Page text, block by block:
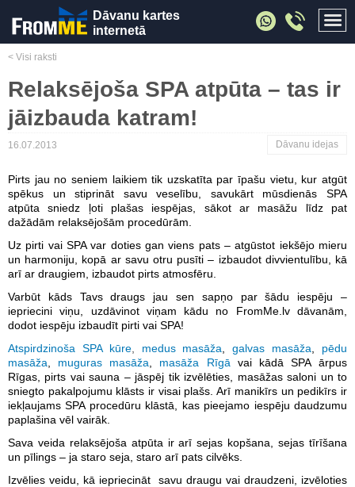
Dāvanu kartes
internetā
< Visi raksti
Relaksējoša SPA atpūta – tas ir
jāizbauda katram!
16.07.2013 Dāvanu idejas
Pirts jau no seniem laikiem tik uzskatīta par īpašu vietu, kur atgūt
spēkus un stiprināt savu veselību, savukārt mūsdienās
SPA
atpūta sniedz ļoti plašas iespējas, sākot ar masāžu līdz pat
dažādām relaksējošām procedūrām.
Uz pirti vai SPA var doties gan viens pats – atgūstot iekšējo mieru
un harmoniju, kopā ar savu otru pusīti – izbaudot divvientulību, kā
arī ar draugiem, izbaudot pirts atmosfēru.
Varbūt kāds Tavs draugs jau sen sapņo par šādu iespēju –
iepriecini viņu, uzdāvinot viņam kādu no FromMe.lv dāvanām,
dodot iespēju izbaudīt pirti vai SPA!
Atspirdzinoša SPA kūre, medus masāža ,galvas masāža
pēdu
masāža
muguras masāža masāža Rīgā vai kādā SPA ārpus
Rīgas, pirts vai sauna – jāspēj tik izvēlēties, masāžas saloni un to
sniegto pakalpojumu klāsts ir visai plašs. Arī manikīrs un pedikīrs ir
iekļaujams SPA procedūru klāstā, kas pieejamo iespēju daudzumu
paplašina vēl vairāk.
Sava veida relaksējoša atpūta ir arī sejas kopšana, sejas tīrīšana
un pīlings – ja staro seja, staro arī pats cilvēks.
Izvēlies veidu, kā iepriecināt savu draugu vai draudzeni, izvēloties